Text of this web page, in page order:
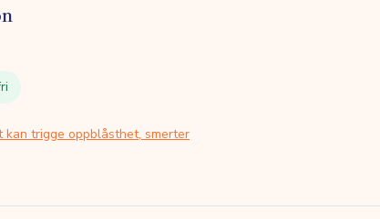
kan trigge oppblåsthet, smerter